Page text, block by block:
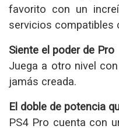
favorito con un
servicios compatibles
Siente el poder de Pro
Juega a otro nivel
jamás creada.
El doble de potencia
PS4 Pro cuenta con